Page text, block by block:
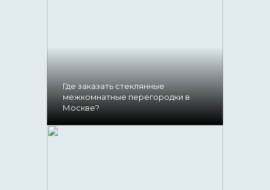
Где заказать стеклянные
межкомнатные перегородки в
Москве?